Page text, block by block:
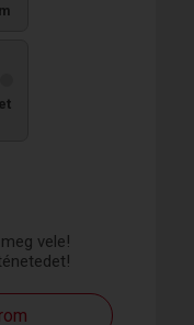
vele!